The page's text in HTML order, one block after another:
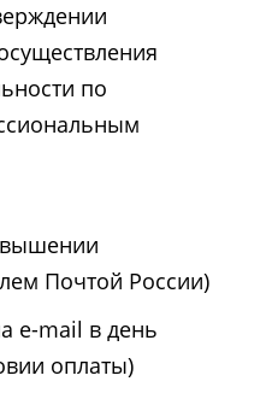
по
Почтой России)
e-mail в день
оплаты)